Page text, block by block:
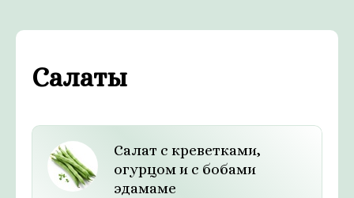
Салаты
Салат с креветками,
огурцом и с бобами
эдамаме